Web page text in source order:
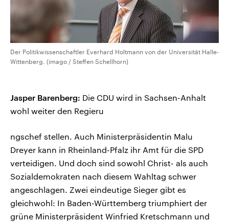
Der Politikwissenschaftler Everhard Holtmann von der Universität Halle-
Wittenberg. (imago / Steffen Schellhorn)
Jasper Barenberg: Die CDU wird in Sachsen-Anhalt
wohl weiter den Regieru
ngschef stellen. Auch Ministerpräsidentin Malu
Dreyer kann in Rheinland-Pfalz ihr Amt für die SPD
verteidigen. Und doch sind sowohl Christ- als auch
Sozialdemokraten nach diesem Wahltag schwer
angeschlagen. Zwei eindeutige Sieger gibt es
gleichwohl: In Baden-Württemberg triumphiert der
grüne Ministerpräsident Winfried Kretschmann und